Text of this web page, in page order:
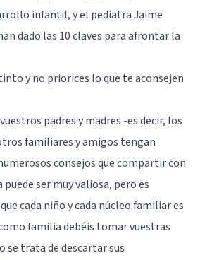
infantil, y el pediatra Jaime
dado las 10 claves para afrontar la
y no priorices lo que te aconsejen
padres y madres -es decir, los
familiares y amigos tengan
consejos que compartir con
ser muy valiosa, pero es
cada niño y cada núcleo familiar es
familia debéis tomar vuestras
se trata de descartar sus